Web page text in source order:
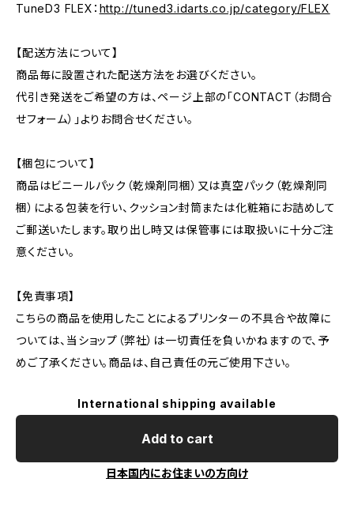
TuneD3 FLEX： http://tuned3.idarts.co.jp/category/FLEX
【配送方法について】
商品毎に設置された配送方法をお選びください。
代引き発送をご希望の方は、ページ上部の「CONTACT（お問合
せフォーム）」よりお問合せください。
【梱包について】
商品はビニールパック（乾燥剤同梱）又は真空パック（乾燥剤同
梱）による包装を行い、クッション封筒または化粧箱にお詰めして
ご郵送いたします。取り出し時又は保管事には取扱いに十分ご注
意ください。
【免責事項】
こちらの商品を使用したことによるプリンターの不具合や故障に
ついては、当ショップ（弊社）は一切責任を負いかねますので、予
めご了承ください。商品は、自己責任の元ご使用下さい。
International shipping available
Add to cart
日本国内にお住まいの方向け